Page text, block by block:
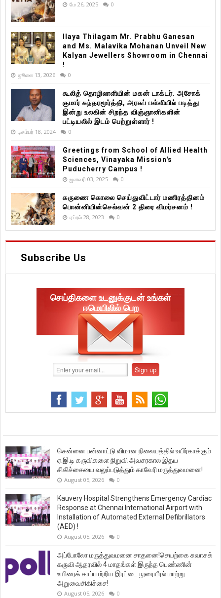
மே 26, 2025 0
Ilaya Thilagam Mr. Prabhu Ganesan
and Ms. Malavika Mohanan Unveil New
Kalyan Jewellers Showroom in Chennai
!
ஜூலை 13, 2026 0
கூலித் தொழிலாளியின் மகன் டாக்டர். அசோக்
குமார் சுந்தரமூர்த்தி, அரசுப் பள்ளியில் படித்து
இன்று உலகின் சிறந்த விஞ்ஞானிகளின்
பட்டியலில் இடம் பெற்றுள்ளார் !
டிசம்பர் 18, 2024 0
Greetings from School of Allied Health
Sciences, Vinayaka Mission's
Puducherry Campus !
ஜனவரி 03, 2025 0
கருணை கொலை செய்துவிட்டார் மணிரத்தினம்
பொன்னியின்செல்வன் 2 திரை விமர்சனம் !
ஏப்ரல் 28, 2023 0
Subscribe Us
செய்திகளை உடனுக்குடன் உங்கள்
ஈமெயிலில் பெற
சென்னை பன்னாட்டு விமான நிலையத்தில் உயிர்காக்கும்
ஏ.இ.டி கருவிகளை நிறுவி அவசரகால இதய
சிகிச்சையை வலுப்படுத்தும் காவேரி மருத்துவமனை!
August 05, 2026 0
Kauvery Hospital Strengthens Emergency Cardiac
Response at Chennai International Airport with
Installation of Automated External Defibrillators
(AED) !
August 05, 2026 0
அப்போலோ மருத்துவமனை சாதனை!செயற்கை சுவாசக்
கருவி ஆதரவில் 4 மாதங்கள் இருந்த பெண்ணின்
உயிரைக் காப்பாற்றிய இரட்டை நுரையீரல் மாற்று
அறுவைசிகிச்சை!
August 05, 2026 0